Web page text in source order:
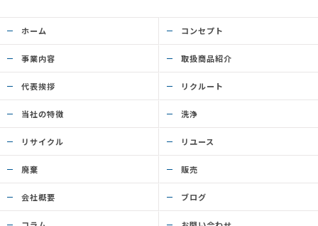
ホーム コンセプト
事業内容 取扱商品紹介
代表挨拶 リクルート
当社の特徴 洗浄
リサイクル リユース
廃棄 販売
会社概要 ブログ